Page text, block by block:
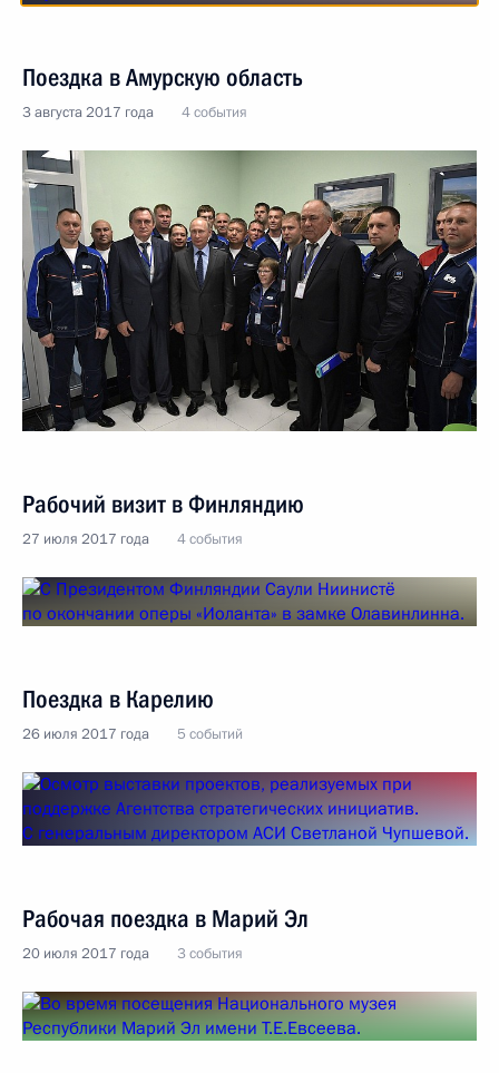
Поездка в Амурскую область
3 августа 2017 года 4 события
Рабочий визит в Финляндию
27 июля 2017 года 4 события
Поездка в Карелию
26 июля 2017 года 5 событий
Рабочая поездка в Марий Эл
20 июля 2017 года 3 события